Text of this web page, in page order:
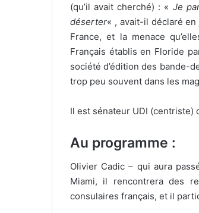
(qu’il avait cherché) : « Je
déserter« , avait-il déclaré
France, et la menace
Français établis en Floride
société d’édition des bande-
trop peu souvent dans les
Il est sénateur UDI (centriste)
Au programme :
Olivier Cadic – qui aura
Miami, il rencontrera des
consulaires français, et il